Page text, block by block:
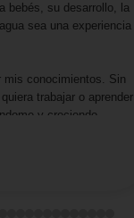
bebés, su desarrollo, la
sea una experiencia
mis conocimientos. Sin
trabajar o aprender
y creciendo